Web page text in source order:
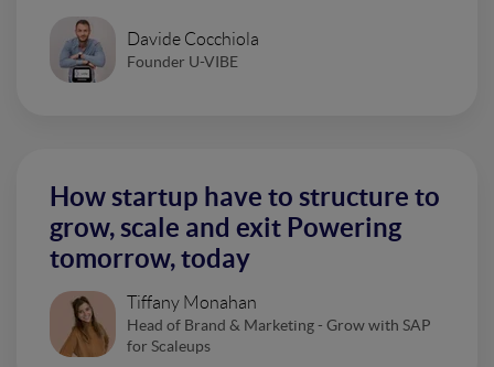
Davide Cocchiola
Founder U-VIBE
How startup have to structure to
grow, scale and exit Powering
tomorrow, today
Tiffany Monahan
Head of Brand & Marketing - Grow with SAP
for Scaleups